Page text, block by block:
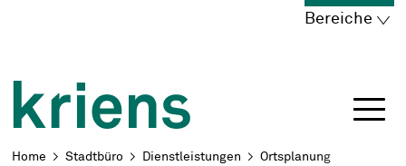
Navigieren in Kriens
Bereiche
Breadcrumb
Home Stadtbüro Dienstleistungen Ortsplanung